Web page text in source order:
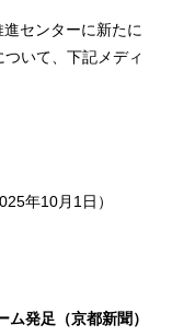
センターに新たに
いて、下記メディ
年10月1日）
発足（京都新聞）